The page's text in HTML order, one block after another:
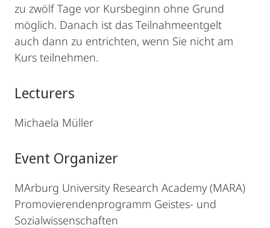
zu zwölf Tage vor Kursbeginn ohne Grund
möglich. Danach ist das Teilnahmeentgelt
auch dann zu entrichten, wenn Sie nicht am
Kurs teilnehmen.
Lecturers
Michaela Müller
Event Organizer
MArburg University Research Academy (MARA)
Promovierendenprogramm Geistes- und
Sozialwissenschaften